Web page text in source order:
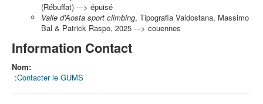
(Rébuffat) ---> épuisé
Valle d'Aosta sport climbing, Tipografia Valdostana, Massimo
Bal & Patrick Raspo, 2025 ---> couennes
Information Contact
Nom:
:Contacter le GUMS